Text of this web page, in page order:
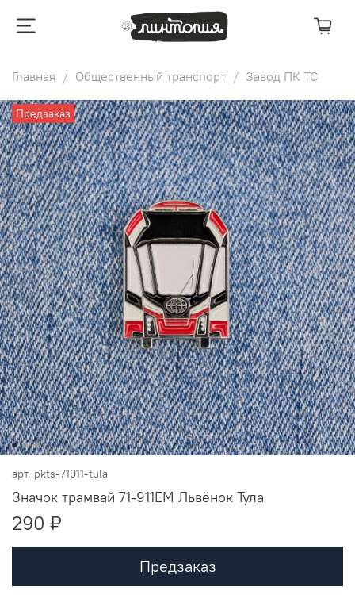
Главная Общественный транспорт Завод ПК ТС
Предзаказ
арт. pkts-71911-tula
Значок трамвай 71-911ЕМ Львёнок Тула
290 ₽
Предзаказ